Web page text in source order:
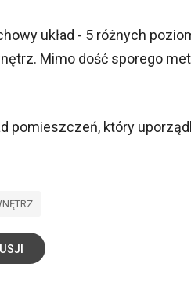
układ - 5 różnych
Mimo dość sporego
pomieszczeń, który